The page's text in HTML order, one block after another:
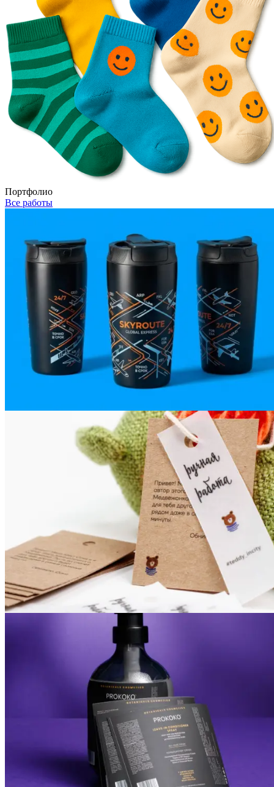
Портфолио
Все работы